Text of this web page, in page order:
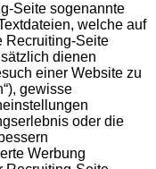
Seite sogenannte
welche auf
Recruiting-Seite
dienen
einer Website zu
gewisse
oder die
Werbung